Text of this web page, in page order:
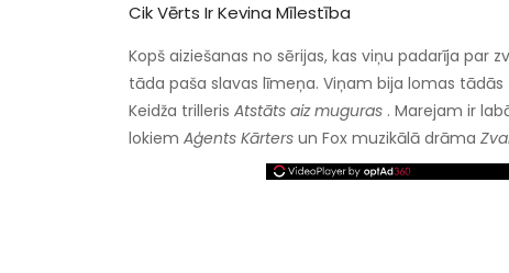
Cik Vērts Ir Kevina Mīlestība
Kopš aiziešanas no sērijas, kas viņu padarīja par
tāda paša slavas līmeņa. Viņam bija lomas
Keidža trilleris Atstāts aiz muguras . Marejam ir
lokiem Aģents Kārters un Fox muzikālā drāma